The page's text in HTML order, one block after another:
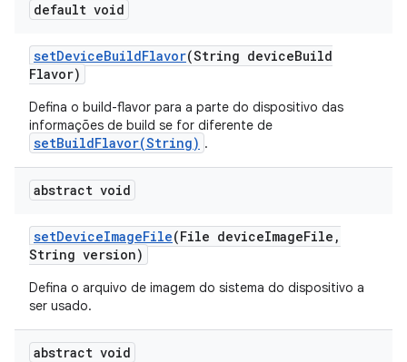
default void
setDeviceBuildFlavor(String deviceBuild
Flavor)
Defina o build-flavor para a parte do dispositivo das
informações de build se for diferente de
setBuildFlavor(String) .
abstract void
setDeviceImageFile(File deviceImageFile ,
String version)
Defina o arquivo de imagem do sistema do dispositivo a
ser usado.
abstract void